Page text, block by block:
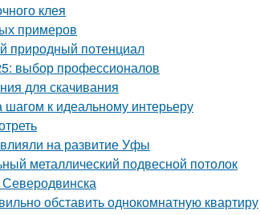
клея
примеров
природный потенциал
выбор профессионалов
для скачивания
к идеальному интерьеру
на развитие Уфы
металлический подвесной потолок
Северодвинска
обставить однокомнатную квартиру